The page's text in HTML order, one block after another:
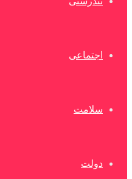
اجتماعی
سلامت
دولت